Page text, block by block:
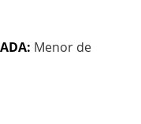
Menor de